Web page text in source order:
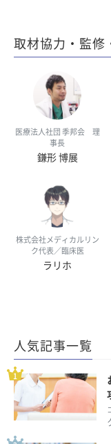
取材協力・監修
医療法人社団 季邦会 理
事長
鎌形 博展
株式会社メディカルリン
ク代表／臨床医
ラリホ
人気記事一覧